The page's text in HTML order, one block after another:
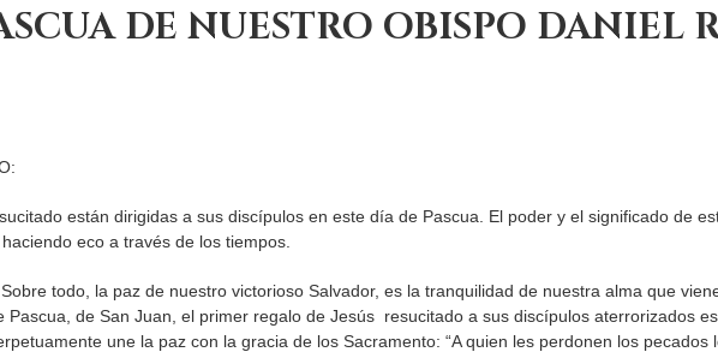
DE NUESTRO OBISPO DANIEL
están dirigidas a sus discípulos en este día de Pascua. El poder y el significado de
eco a través de los tiempos.
todo, la paz de nuestro victorioso Salvador, es la tranquilidad de nuestra alma que
Pascua, de San Juan, el primer regalo de Jesús resucitado a sus discípulos aterrorizados
une la paz con la gracia de los Sacramento: “A quien les perdonen los pecados